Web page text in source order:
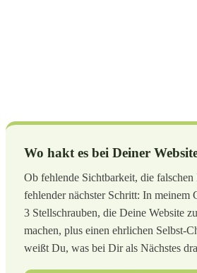
Wo hakt es bei Deiner
Ob fehlende Sichtbarkeit, die falschen
fehlender nächster Schritt: In meinem
3 Stellschrauben, die Deine Website
machen, plus einen ehrlichen Selbst-
weißt Du, was bei Dir als Nächstes